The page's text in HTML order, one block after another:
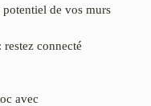
de vos murs
connecté
avec